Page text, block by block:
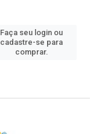
Faça seu login ou
cadastre-se para
comprar.